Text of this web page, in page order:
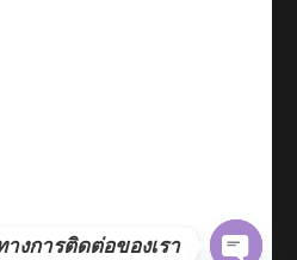
างการติดต่อของเรา